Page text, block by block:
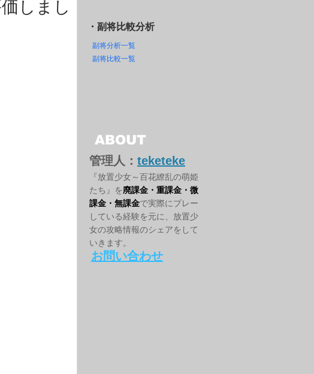
しまし
副将分析一覧
副将比較一覧
・副将比較分析
お問い合わせ
ABOUT
管理人： teketeke
『放置少女～百花繚乱の萌姫
たち』を廃課金・重課金・微
課金・無課金で実際にプレー
している経験を元に、放置少
女の攻略情報のシェアをして
いきます。